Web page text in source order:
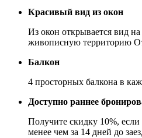
Красивый вид из окон
Из окон открывается вид
живописную территорию
Балкон
4 просторных балкона в
Доступно раннее
Получите скидку 10%,
менее чем за 14 дней до